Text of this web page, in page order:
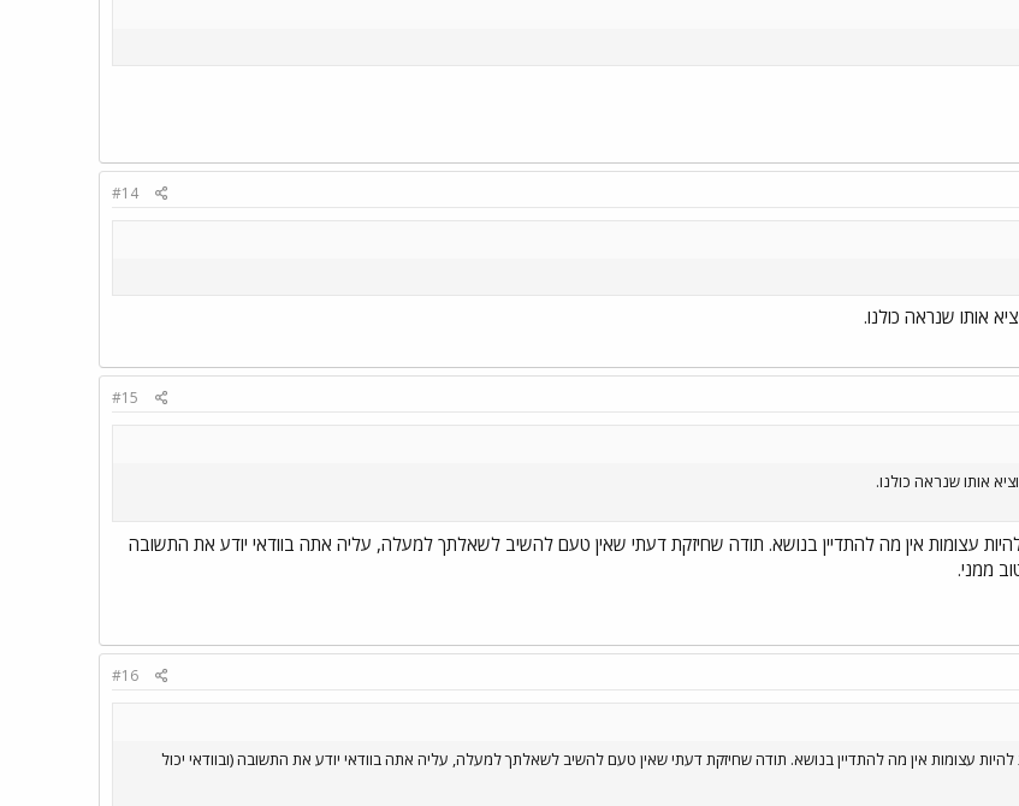
#14
אותו שנראה כולנו.
#15
אותו שנראה כולנו.
עצומות אין מה להתדיין בנושא. תודה שחיזקת דעתי שאין טעם להשיב לשאלתך למעלה, עליה אתה בוודאי יודע את התשובה
ממני.
#16
עצומות אין מה להתדיין בנושא. תודה שחיזקת דעתי שאין טעם להשיב לשאלתך למעלה, עליה אתה בוודאי יודע את התשובה (ובוודאי יכול